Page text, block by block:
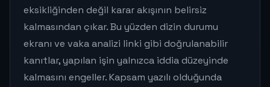
eksikliğinden değil karar akışının belirsiz
kalmasından çıkar. Bu yüzden dizin durumu
ekranı ve vaka analizi linki gibi doğrulanabilir
kanıtlar, yapılan işin yalnızca iddia düzeyinde
kalmasını engeller. Kapsam yazılı olduğunda